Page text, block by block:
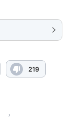
219